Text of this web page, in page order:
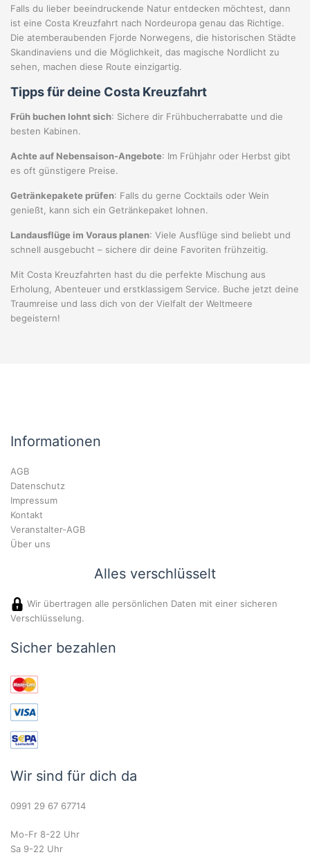
Falls du lieber beeindruckende Natur entdecken möchtest, dann
ist eine Costa Kreuzfahrt nach Nordeuropa genau das Richtige.
Die atemberaubenden Fjorde Norwegens, die historischen Städte
Skandinaviens und die Möglichkeit, das magische Nordlicht zu
sehen, machen diese Route einzigartig.
Tipps für deine Costa Kreuzfahrt
Früh buchen lohnt sich: Sichere dir Frühbucherrabatte und die
besten Kabinen.
Achte auf Nebensaison-Angebote: Im Frühjahr oder Herbst gibt
es oft günstigere Preise.
Getränkepakete prüfen: Falls du gerne Cocktails oder Wein
genießt, kann sich ein Getränkepaket lohnen.
Landausflüge im Voraus planen: Viele Ausflüge sind beliebt und
schnell ausgebucht – sichere dir deine Favoriten frühzeitig.
Mit Costa Kreuzfahrten hast du die perfekte Mischung aus
Erholung, Abenteuer und erstklassigem Service. Buche jetzt deine
Traumreise und lass dich von der Vielfalt der Weltmeere
begeistern!
Informationen
AGB
Datenschutz
Impressum
Kontakt
Veranstalter-AGB
Über uns
Alles verschlüsselt
Wir übertragen alle persönlichen Daten mit einer sicheren
Verschlüsselung.
Sicher bezahlen
Wir sind für dich da
0991 29 67 67714
Mo-Fr 8-22 Uhr
Sa 9-22 Uhr